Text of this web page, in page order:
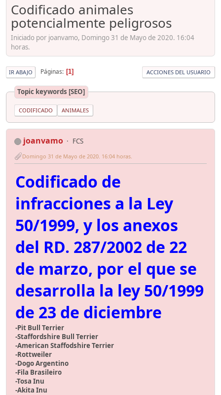
Codificado animales
potencialmente peligrosos
Iniciado por joanvamo, Domingo 31 de Mayo de 2020. 16:04
horas.
IR ABAJO Páginas 1 ACCIONES DEL USUARIO
Topic keywords [SEO]
CODIFICADO ANIMALES
joanvamo FCS
Domingo 31 de Mayo de 2020. 16:04 horas.
Codificado de
infracciones a la Ley
50/1999, y los anexos
del RD. 287/2002 de 22
de marzo, por el que se
desarrolla la ley 50/1999
de 23 de diciembre
-Pit Bull Terrier
-Staffordshire Bull Terrier
-American Staffodshire Terrier
-Rottweiler
-Dogo Argentino
-Fila Brasileiro
-Tosa Inu
-Akita Inu